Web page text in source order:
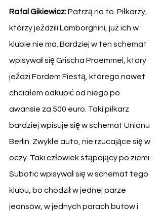
Rafal Gikiewicz: Patrzą na to. Piłkarzy,
którzy jeździli Lamborghini, już ich w
klubie nie ma. Bardziej w ten schemat
wpisywał się Grischa Proemmel, który
jeździ Fordem Fiestą, którego nawet
chciałem odkupić od niego po
awansie za 500 euro. Taki piłkarz
bardziej wpisuje się w schemat Unionu
Berlin. Zwykłe auto, nie rzucające się w
oczy. Taki człowiek stąpający po ziemi.
Subotic wpisywał się w schemat tego
klubu, bo chodził w jednej parze
jeansów, w jednych parach butów i